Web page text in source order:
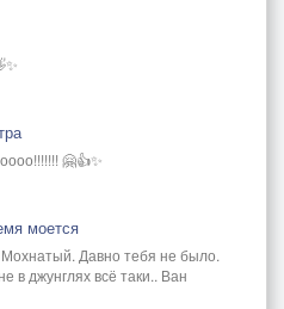
🤗👍✨
моется
Давно тебя не было.
в джунглях всё таки.. Ван